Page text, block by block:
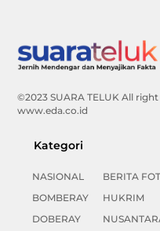
©2023 SUARA TELUK All
www.eda.co.id
Kategori
NASIONAL
BOMBERAY
DOBERAY
BERITA
HUKRIM